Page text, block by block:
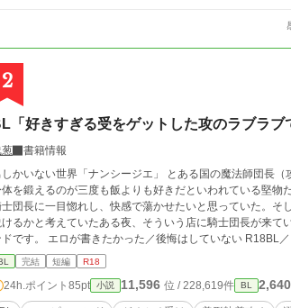
回BL小説大賞奨励賞ありがとうございま
2
「好きすぎる受をゲットした攻のラブラブ
書籍情報
かいない世界「ナンシージエ」 とある国の魔法師団長
を鍛えるのが三度も飯よりも好きだといわれている堅
団長に一目惚れし、快感で蕩かせたいと思っていた。そ
るかと考えていたある夜、そういう店に騎士団長が来ていて……。 美形執着攻（蛇族）×ガチムチ受（人族）
す。 エロが書きたかった／後悔はしていない R18BL／ガチムチ受／ハッピーエンド／溺愛／ヘミペニス／いっぱい舐めちゃう
首攻め／とろとろに溶けちゃう／ワンナイトラブ？
完結 短編 R18
24h.ポイント 85pt 小説 11,596 位 / 228,619件 BL 2,640